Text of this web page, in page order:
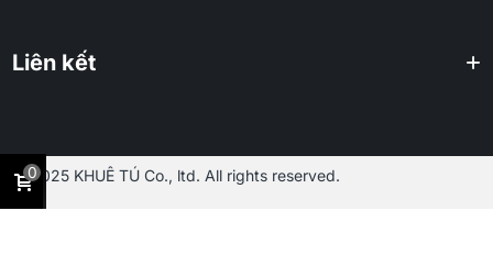
Liên kết
2025 KHUÊ TÚ Co., ltd. All rights reserved.
0